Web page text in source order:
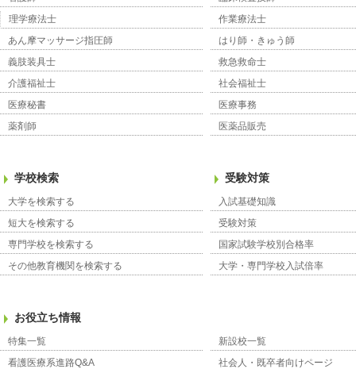
理学療法士
作業療法士
あん摩マッサージ指圧師
はり師・きゅう師
義肢装具士
救急救命士
介護福祉士
社会福祉士
医療秘書
医療事務
薬剤師
医薬品販売
学校検索
大学を検索する
短大を検索する
専門学校を検索する
その他教育機関を検索する
受験対策
入試基礎知識
受験対策
国家試験学校別合格率
大学・専門学校入試倍率
お役立ち情報
特集一覧
新設校一覧
看護医療系進路Q&A
社会人・既卒者向けページ